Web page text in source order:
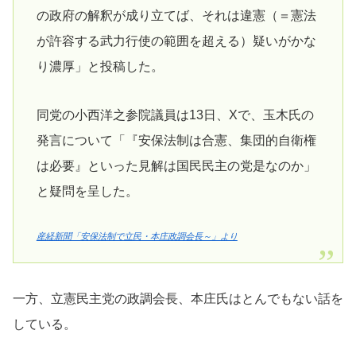
の政府の解釈が成り立てば、それは違憲（＝憲法
が許容する武力行使の範囲を超える）疑いがかな
り濃厚」と投稿した。
同党の小西洋之参院議員は13日、Xで、玉木氏の
発言について「『安保法制は合憲、集団的自衛権
は必要』といった見解は国民民主の党是なのか」
と疑問を呈した。
産経新聞「安保法制で立民・本庄政調会長～」より
一方、立憲民主党の政調会長、本庄氏はとんでもない話を
している。